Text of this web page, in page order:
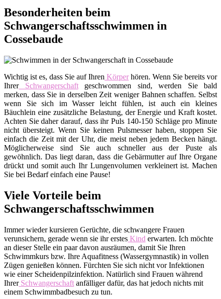
Besonderheiten beim
Schwangerschaftsschwimmen in
Cossebaude
Wichtig ist es, dass Sie auf Ihren Körperhören. Wenn Sie bereits vor
IhrerSchwangerschaftgeschwommen sind, werden Sie bald
merken, dass Sie in derselben Zeit weniger Bahnen schaffen. Selbst
wenn Sie sich im Wasser leicht fühlen, ist auch ein kleines
Bäuchlein eine zusätzliche Belastung, der Energie und Kraft kostet.
Achten Sie daher darauf, dass ihr Puls 140-150 Schläge pro Minute
nicht übersteigt. Wenn Sie keinen Pulsmesser haben, stoppen Sie
einfach die Zeit mit der Uhr, die meist neben jedem Becken hängt.
Möglicherweise sind Sie auch schneller aus der Puste als
gewöhnlich. Das liegt daran, dass die Gebärmutter auf Ihre Organe
drückt und somit auch Ihr Lungenvolumen verkleinert ist. Machen
Sie bei Bedarf einfach eine Pause!
Viele Vorteile beim
Schwangerschaftsschwimmen
Immer wieder kursieren Gerüchte, die schwangere Frauen
verunsichern, gerade wenn sie ihr erstes Kind erwarten. Ich möchte
an dieser Stelle ein paar davon ausräumen, damit Sie Ihren
Schwimmkurs bzw. Ihre Aquafitness (Wassergymnastik) in vollen
Zügen genießen können. Fürchten Sie sich nicht vor Infektionen
wie einer Scheidenpilzinfektion. Natürlich sind Frauen während
IhrerSchwangerschaft anfälliger dafür, das hat jedoch nichts mit
einem Schwimmbadbesuch zu tun.